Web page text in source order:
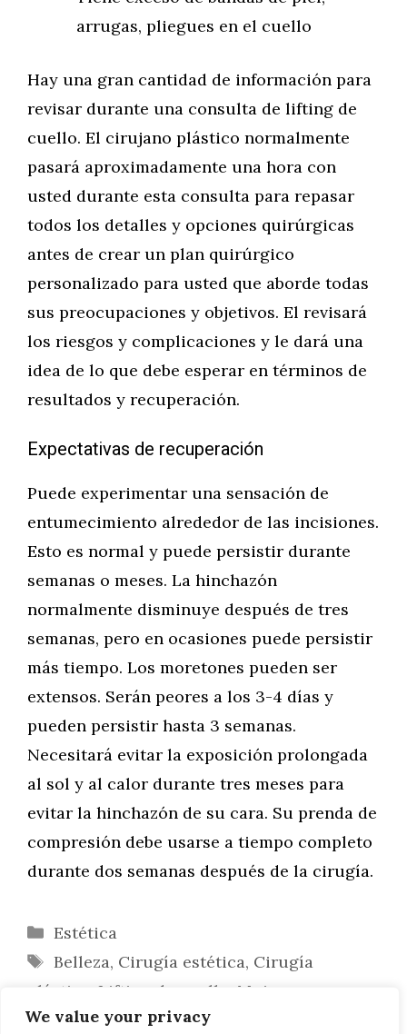
We value your privacy
arrugas, pliegues en el cuello
Hay una gran cantidad de información para
revisar durante una consulta de lifting de
cuello. El cirujano plástico normalmente
pasará aproximadamente una hora con
usted durante esta consulta para repasar
todos los detalles y opciones quirúrgicas
antes de crear un plan quirúrgico
personalizado para usted que aborde todas
sus preocupaciones y objetivos. El revisará
los riesgos y complicaciones y le dará una
idea de lo que debe esperar en términos de
resultados y recuperación.
Expectativas de recuperación
Puede experimentar una sensación de
entumecimiento alrededor de las incisiones.
Esto es normal y puede persistir durante
semanas o meses. La hinchazón
normalmente disminuye después de tres
semanas, pero en ocasiones puede persistir
más tiempo. Los moretones pueden ser
extensos. Serán peores a los 3-4 días y
pueden persistir hasta 3 semanas.
Necesitará evitar la exposición prolongada
al sol y al calor durante tres meses para
evitar la hinchazón de su cara. Su prenda de
compresión debe usarse a tiempo completo
durante dos semanas después de la cirugía.
Categorías
Estética
Etiquetas
Belleza, Cirugía estética, Cirugía
plástica
Lifting de cuello Mujer
Tratamientos estéticos